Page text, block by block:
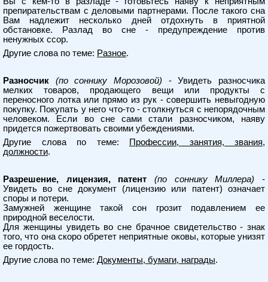
препирательствам с деловыми партнерами. После такого сна
Вам надлежит несколько дней отдохнуть в приятной
обстановке. Разлад во сне - предупреждение против
ненужных ссор.
Другие слова по теме: Разное.
Разносчик (по соннику Морозовой) - Увидеть разносчика
мелких товаров, продающего вещи или продукты с
переносного лотка или прямо из рук - совершить невыгодную
покупку. Покупать у него что-то - столкнуться с непорядочным
человеком. Если во сне сами стали разносчиком, наяву
придется пожертвовать своими убеждениями.
Другие слова по теме:
Профессии, занятия, звания,
должности.
Разрешение, лицензия, патент (по соннику Миллера) -
Увидеть во сне документ (лицензию или патент) означает
споры и потери.
Замужней женщине такой сон грозит подавлением ее
природной веселости.
Для женщины увидеть во сне брачное свидетельство - знак
того, что она скоро обретет неприятные оковы, которые унизят
ее гордость.
Другие слова по теме: Документы, бумаги, награды.